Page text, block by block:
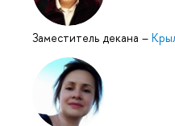
Заместитель декана –